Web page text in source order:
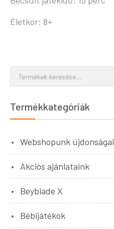
Életkor: 8+
Termékkategóriák
Webshopunk újdonságai
Akciós ajánlataink
Beyblade X
Bébijátékok